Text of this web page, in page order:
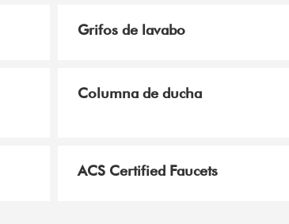
Grifos de lavabo
Columna de ducha
ACS Certified Faucets